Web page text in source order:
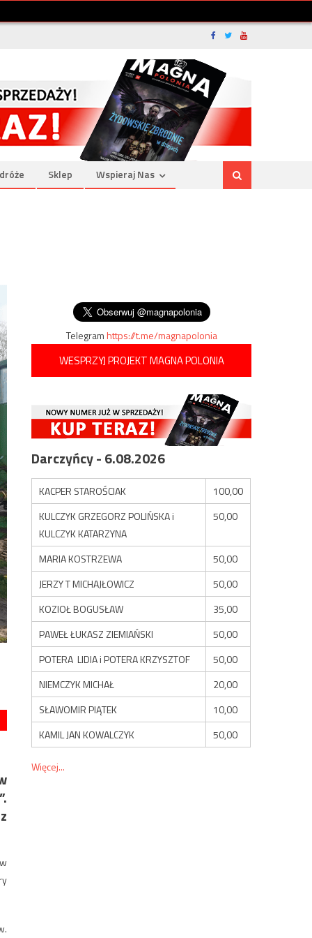
Sklep Wspieraj Nas
Telegramhttps://t.me/magnapolonia
WESPRZYJ PROJEKT MAGNA POLONIA
Darczyńcy - 6.08.2026
KACPER STAROŚCIAK
100,00
KULCZYK GRZEGORZ POLIŃSKA i
KULCZYK KATARZYNA
50,00
MARIA KOSTRZEWA
50,00
JERZY T MICHAJŁOWICZ
50,00
KOZIOŁ BOGUSŁAW
35,00
PAWEŁ ŁUKASZ ZIEMIAŃSKI
50,00
POTERA LIDIA i POTERA KRZYSZTOF
50,00
NIEMCZYK MICHAŁ
20,00
SŁAWOMIR PIĄTEK
10,00
KAMIL JAN KOWALCZYK
50,00
Więcej...